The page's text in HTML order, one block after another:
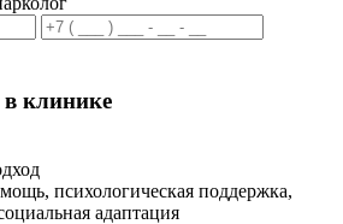
в клинике
психологическая поддержка,
адаптация